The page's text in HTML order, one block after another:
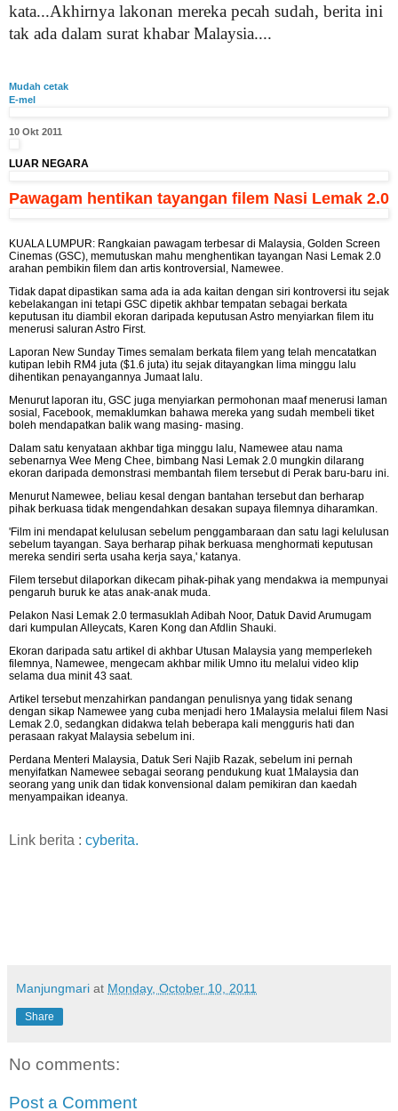
kata...Akhirnya lakonan mereka pecah sudah, berita ini
tak ada dalam surat khabar Malaysia....
Mudah cetak
E-mel
10 Okt 2011
LUAR NEGARA
Pawagam hentikan tayangan filem Nasi Lemak 2.0
KUALA LUMPUR: Rangkaian pawagam terbesar di Malaysia, Golden Screen
Cinemas (GSC), memutuskan mahu menghentikan tayangan Nasi Lemak 2.0
arahan pembikin filem dan artis kontroversial, Namewee.
Tidak dapat dipastikan sama ada ia ada kaitan dengan siri kontroversi itu sejak
kebelakangan ini tetapi GSC dipetik akhbar tempatan sebagai berkata
keputusan itu diambil ekoran daripada keputusan Astro menyiarkan filem itu
menerusi saluran Astro First.
Laporan New Sunday Times semalam berkata filem yang telah mencatatkan
kutipan lebih RM4 juta ($1.6 juta) itu sejak ditayangkan lima minggu lalu
dihentikan penayangannya Jumaat lalu.
Menurut laporan itu, GSC juga menyiarkan permohonan maaf menerusi laman
sosial, Facebook, memaklumkan bahawa mereka yang sudah membeli tiket
boleh mendapatkan balik wang masing- masing.
Dalam satu kenyataan akhbar tiga minggu lalu, Namewee atau nama
sebenarnya Wee Meng Chee, bimbang Nasi Lemak 2.0 mungkin dilarang
ekoran daripada demonstrasi membantah filem tersebut di Perak baru-baru ini.
Menurut Namewee, beliau kesal dengan bantahan tersebut dan berharap
pihak berkuasa tidak mengendahkan desakan supaya filemnya diharamkan.
'Film ini mendapat kelulusan sebelum penggambaraan dan satu lagi kelulusan
sebelum tayangan. Saya berharap pihak berkuasa menghormati keputusan
mereka sendiri serta usaha kerja saya,' katanya.
Filem tersebut dilaporkan dikecam pihak-pihak yang mendakwa ia mempunyai
pengaruh buruk ke atas anak-anak muda.
Pelakon Nasi Lemak 2.0 termasuklah Adibah Noor, Datuk David Arumugam
dari kumpulan Alleycats, Karen Kong dan Afdlin Shauki.
Ekoran daripada satu artikel di akhbar Utusan Malaysia yang memperlekeh
filemnya, Namewee, mengecam akhbar milik Umno itu melalui video klip
selama dua minit 43 saat.
Artikel tersebut menzahirkan pandangan penulisnya yang tidak senang
dengan sikap Namewee yang cuba menjadi hero 1Malaysia melalui filem Nasi
Lemak 2.0, sedangkan didakwa telah beberapa kali mengguris hati dan
perasaan rakyat Malaysia sebelum ini.
Perdana Menteri Malaysia, Datuk Seri Najib Razak, sebelum ini pernah
menyifatkan Namewee sebagai seorang pendukung kuat 1Malaysia dan
seorang yang unik dan tidak konvensional dalam pemikiran dan kaedah
menyampaikan ideanya.
Link berita : cyberita.
Manjungmari at Monday, October 10, 2011
Share
No comments:
Post a Comment